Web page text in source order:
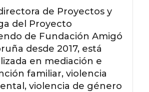
de Proyectos y
del Proyecto
de Fundación Amigó
desde 2017, está
en mediación e
familiar, violencia
violencia de género